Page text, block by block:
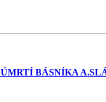
ÚMRTÍ BÁSNÍKA